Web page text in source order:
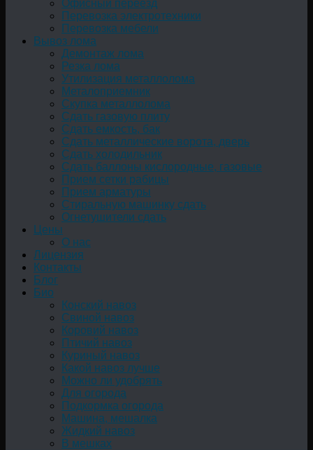
Офисный переезд
Перевозка электротехники
Перевозка мебели
Вывоз лома
Демонтаж лома
Резка лома
Утилизация металлолома
Металоприемник
Скупка металлолома
Сдать газовую плиту
Сдать емкость, бак
Cдать металлические ворота, дверь
Сдать холодильник
Сдать баллоны кислородные, газовые
Прием сетки рабицы
Прием арматуры
Стиральную машинку сдать
Огнетушители сдать
Цены
О нас
Лицензия
Контакты
Блог
Био
Конский навоз
Свиной навоз
Коровий навоз
Птичий навоз
Куриный навоз
Какой навоз лучше
Можно ли удобрять
Для огорода
Подкормка огорода
Машина, мешалка
Жидкий навоз
В мешках